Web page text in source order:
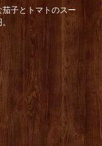
子とトマトのスー